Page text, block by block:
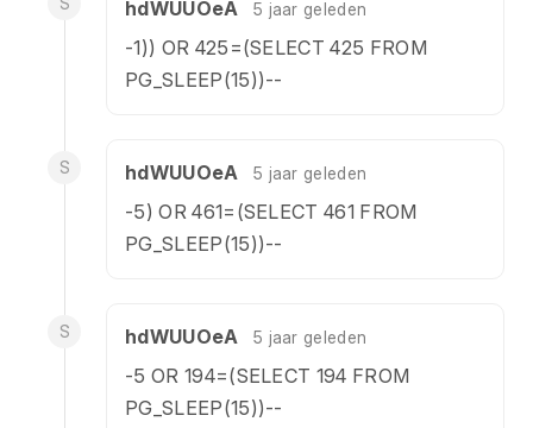
hdWUUOeA 5 jaar geleden
-1)) OR 425=(SELECT 425 FROM
PG_SLEEP(15))--
S hdWUUOeA 5 jaar geleden
-5) OR 461=(SELECT 461 FROM
PG_SLEEP(15))--
S hdWUUOeA 5 jaar geleden
-5 OR 194=(SELECT 194 FROM
PG_SLEEP(15))--